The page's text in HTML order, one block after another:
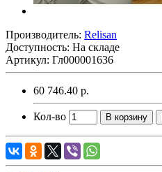
Производитель: Relisan
Доступность: На складе
Артикул: Гл000001636
60 746.40 р.
Кол-во В корзину